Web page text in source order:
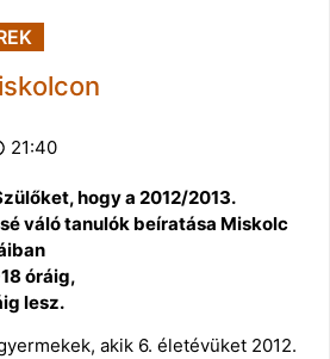
21:40
hogy a 2012/2013.
váló tanulók beíratása Miskolc
óráig,
lesz.
akik 6. életévüket 2012.